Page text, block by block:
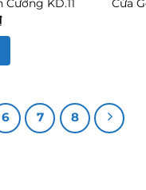
KD.11
Cửa
6 7 8